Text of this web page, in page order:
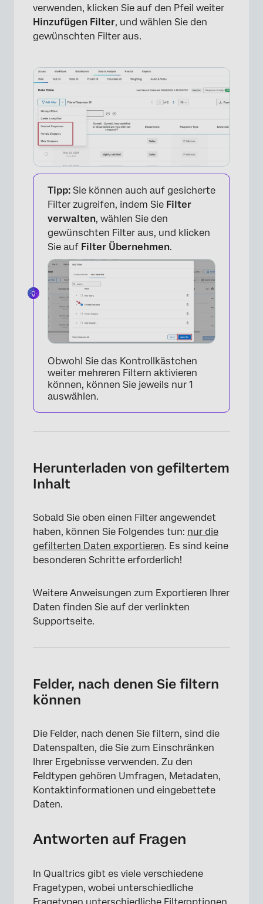
×
verwenden, klicken Sie auf den Pfeil weiter
Hinzufügen Filter, und wählen Sie den
gewünschten Filter aus.
×
Tipp: Sie können auch auf gesicherte
Filter zugreifen, indem Sie Filter
verwalten, wählen Sie den
gewünschten Filter aus, und klicken
Sie auf Filter Übernehmen.
×
Obwohl Sie das Kontrollkästchen
weiter mehreren Filtern aktivieren
können, können Sie jeweils nur 1
auswählen.
Herunterladen von gefiltertem
Inhalt
Sobald Sie oben einen Filter angewendet
haben, können Sie Folgendes tun: nur die
gefilterten Daten exportieren. Es sind keine
besonderen Schritte erforderlich!
Weitere Anweisungen zum Exportieren Ihrer
Daten finden Sie auf der verlinkten
Supportseite.
Felder, nach denen Sie filtern
können
Die Felder, nach denen Sie filtern, sind die
Datenspalten, die Sie zum Einschränken
Ihrer Ergebnisse verwenden. Zu den
Feldtypen gehören Umfragen, Metadaten,
Kontaktinformationen und eingebettete
Daten.
Antworten auf Fragen
In Qualtrics gibt es viele verschiedene
Fragetypen, wobei unterschiedliche